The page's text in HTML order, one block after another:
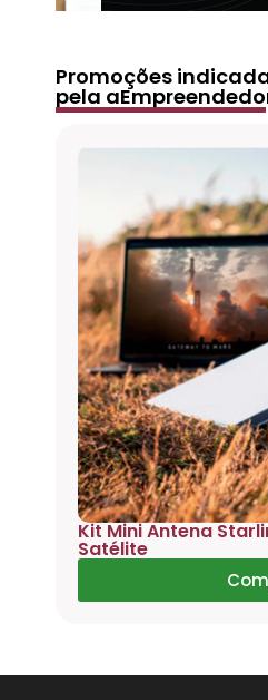
Promoções
pela
Kit Mini Antena
Satélite